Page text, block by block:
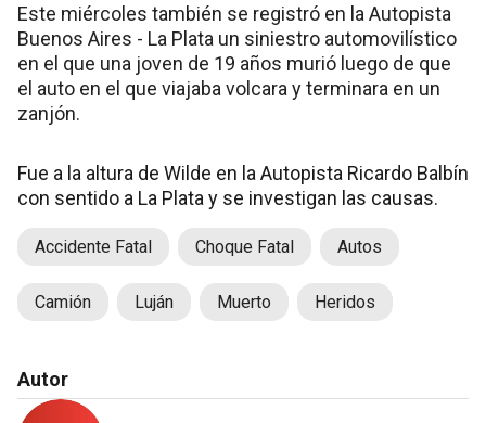
Este miércoles también se registró en la Autopista
Buenos Aires - La Plata un siniestro automovilístico
en el que una joven de 19 años murió luego de que
el auto en el que viajaba volcara y terminara en un
zanjón.
Fue a la altura de Wilde en la Autopista Ricardo Balbín
con sentido a La Plata y se investigan las causas.
Accidente Fatal Choque Fatal Autos
Camión Luján Muerto Heridos
Autor